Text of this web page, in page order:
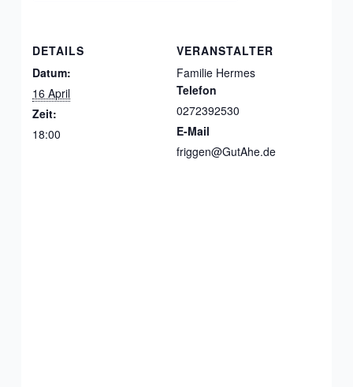
DETAILS
Datum:
16 April
Zeit:
18:00
VERANSTALTER
Familie Hermes
Telefon
0272392530
E-Mail
friggen@GutAhe.de